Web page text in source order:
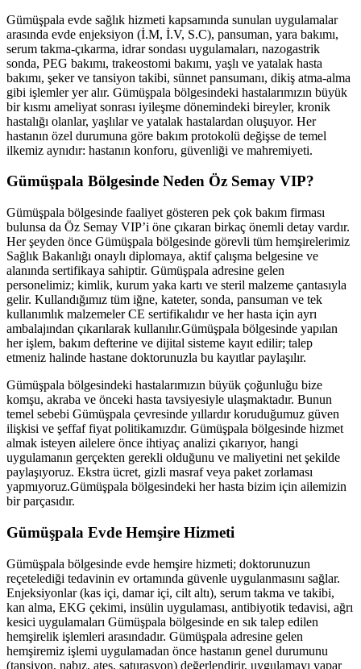
Gümüşpala evde sağlık hizmeti kapsamında sunulan uygulamalar
arasında evde enjeksiyon (İ.M, İ.V, S.C), pansuman, yara bakımı,
serum takma-çıkarma, idrar sondası uygulamaları, nazogastrik
sonda, PEG bakımı, trakeostomi bakımı, yaşlı ve yatalak hasta
bakımı, şeker ve tansiyon takibi, sünnet pansumanı, dikiş atma-alma
gibi işlemler yer alır. Gümüşpala bölgesindeki hastalarımızın büyük
bir kısmı ameliyat sonrası iyileşme dönemindeki bireyler, kronik
hastalığı olanlar, yaşlılar ve yatalak hastalardan oluşuyor. Her
hastanın özel durumuna göre bakım protokolü değişse de temel
ilkemiz aynıdır: hastanın konforu, güvenliği ve mahremiyeti.
Gümüşpala Bölgesinde Neden Öz Semay VIP?
Gümüşpala bölgesinde faaliyet gösteren pek çok bakım firması
bulunsa da Öz Semay VIP’i öne çıkaran birkaç önemli detay vardır.
Her şeyden önce Gümüşpala bölgesinde görevli tüm hemşirelerimiz
Sağlık Bakanlığı onaylı diplomaya, aktif çalışma belgesine ve
alanında sertifikaya sahiptir. Gümüşpala adresine gelen
personelimiz; kimlik, kurum yaka kartı ve steril malzeme çantasıyla
gelir. Kullandığımız tüm iğne, kateter, sonda, pansuman ve tek
kullanımlık malzemeler CE sertifikalıdır ve her hasta için ayrı
ambalajından çıkarılarak kullanılır.Gümüşpala bölgesinde yapılan
her işlem, bakım defterine ve dijital sisteme kayıt edilir; talep
etmeniz halinde hastane doktorunuzla bu kayıtlar paylaşılır.
Gümüşpala bölgesindeki hastalarımızın büyük çoğunluğu bize
komşu, akraba ve önceki hasta tavsiyesiyle ulaşmaktadır. Bunun
temel sebebi Gümüşpala çevresinde yıllardır koruduğumuz güven
ilişkisi ve şeffaf fiyat politikamızdır. Gümüşpala bölgesinde hizmet
almak isteyen ailelere önce ihtiyaç analizi çıkarıyor, hangi
uygulamanın gerçekten gerekli olduğunu ve maliyetini net şekilde
paylaşıyoruz. Ekstra ücret, gizli masraf veya paket zorlaması
yapmıyoruz.Gümüşpala bölgesindeki her hasta bizim için ailemizin
bir parçasıdır.
Gümüşpala Evde Hemşire Hizmeti
Gümüşpala bölgesinde evde hemşire hizmeti; doktorunuzun
reçetelediği tedavinin ev ortamında güvenle uygulanmasını sağlar.
Enjeksiyonlar (kas içi, damar içi, cilt altı), serum takma ve takibi,
kan alma, EKG çekimi, insülin uygulaması, antibiyotik tedavisi, ağrı
kesici uygulamaları Gümüşpala bölgesinde en sık talep edilen
hemşirelik işlemleri arasındadır. Gümüşpala adresine gelen
hemşiremiz işlemi uygulamadan önce hastanın genel durumunu
(tansiyon, nabız, ateş, saturasyon) değerlendirir, uygulamayı yapar